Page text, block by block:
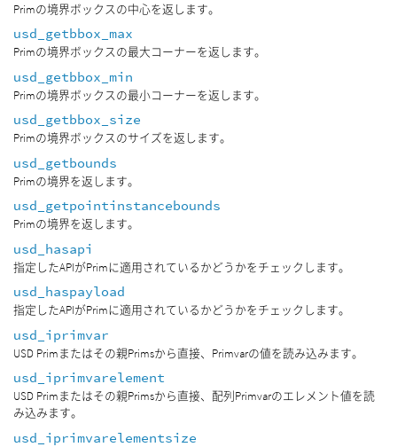
Primの境界ボックスの中心を返します。
usd_getbbox_max
Primの境界ボックスの最大コーナーを返します。
usd_getbbox_min
Primの境界ボックスの最小コーナーを返します。
usd_getbbox_size
Primの境界ボックスのサイズを返します。
usd_getbounds
Primの境界を返します。
usd_getpointinstancebounds
Primの境界を返します。
usd_hasapi
指定したAPIがPrimに適用されているかどうかをチェックします。
usd_haspayload
指定したAPIがPrimに適用されているかどうかをチェックします。
usd_iprimvar
USD Primまたはその親Primsから直接、Primvarの値を読み込みます。
usd_iprimvarelement
USD Primまたはその親Primsから直接、配列Primvarのエレメント値を読
み込みます。
usd_iprimvarelementsize